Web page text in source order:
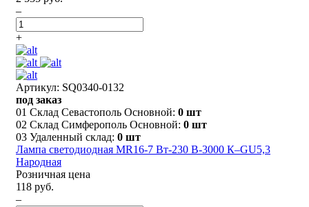
–
+
Артикул: SQ0340-0132
под заказ
01 Склад Севастополь Основной: 0 шт
02 Склад Симферополь Основной: 0 шт
03 Удаленный склад: 0 шт
Лампа светодиодная MR16-7 Вт-230 В-3000 К–GU5,3
Народная
Розничная цена
118 руб.
–